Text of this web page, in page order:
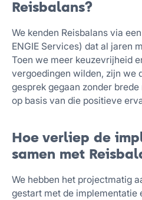
Reisbalans?
We kenden Reisbalans via
ENGIE Services) dat al jaren
Toen we meer keuzevrijheid
vergoedingen wilden, zijn we
gesprek gegaan zonder
op basis van die positieve
Hoe verliep de
samen met
We hebben het projectmatig
gestart met de implementatie